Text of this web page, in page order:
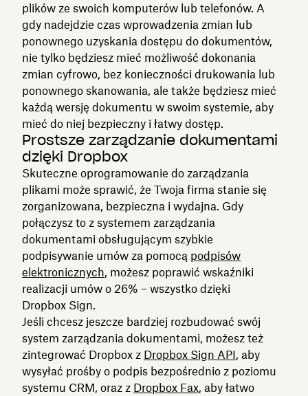
plików ze swoich komputerów lub telefonów. A
gdy nadejdzie czas wprowadzenia zmian lub
ponownego uzyskania dostępu do dokumentów,
nie tylko będziesz mieć możliwość dokonania
zmian cyfrowo, bez konieczności drukowania lub
ponownego skanowania, ale także będziesz mieć
każdą wersję dokumentu w swoim systemie, aby
mieć do niej bezpieczny i łatwy dostęp.
Prostsze zarządzanie dokumentami
dzięki Dropbox
Skuteczne oprogramowanie do zarządzania
plikami może sprawić, że Twoja firma stanie się
zorganizowana, bezpieczna i wydajna. Gdy
połączysz to z systemem zarządzania
dokumentami obsługującym szybkie
podpisywanie umów za pomocą podpisów
elektronicznych, możesz poprawić wskaźniki
realizacji umów o 26% – wszystko dzięki
Dropbox Sign.
Jeśli chcesz jeszcze bardziej rozbudować swój
system zarządzania dokumentami, możesz też
zintegrować Dropbox z Dropbox Sign API, aby
wysyłać prośby o podpis bezpośrednio z poziomu
systemu CRM, oraz z Dropbox Fax, aby łatwo